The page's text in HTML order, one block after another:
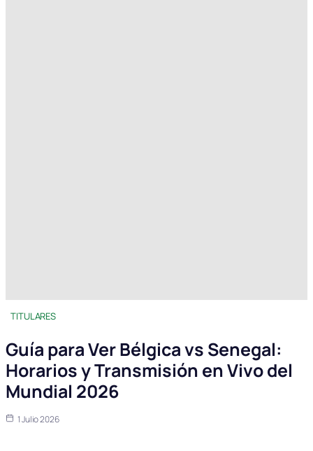
TITULARES
Guía para Ver Bélgica vs Senegal:
Horarios y Transmisión en Vivo del
Mundial 2026
1 Julio 2026